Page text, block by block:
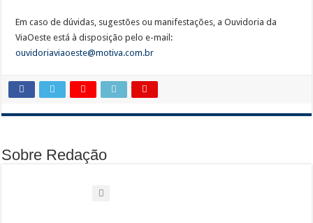
Em caso de dúvidas, sugestões ou manifestações, a Ouvidoria da
ViaOeste está à disposição pelo e-mail:
ouvidoriaviaoeste@motiva.com.br
Sobre Redação